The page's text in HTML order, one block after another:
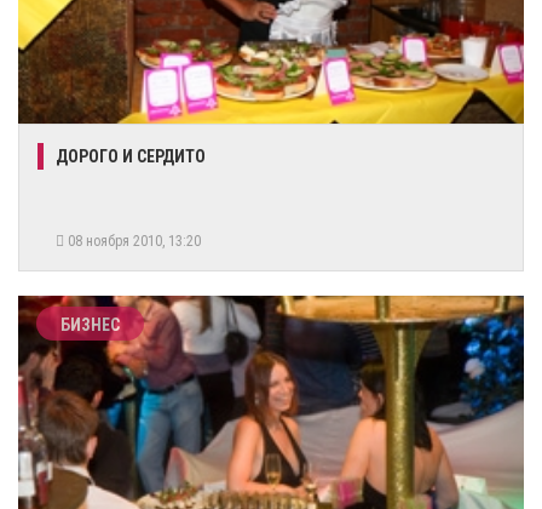
ДОРОГО И СЕРДИТО
08 ноября 2010, 13:20
БИЗНЕС